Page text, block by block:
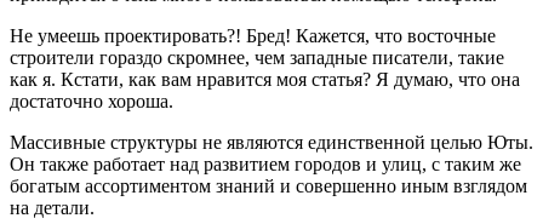
Не умеешь проектировать?! Бред! Кажется, что восточные
строители гораздо скромнее, чем западные писатели, такие
как я. Кстати, как вам нравится моя статья? Я думаю, что она
достаточно хороша.
Массивные структуры не являются единственной целью Юты.
Он также работает над развитием городов и улиц, с таким же
богатым ассортиментом знаний и совершенно иным взглядом
на детали.